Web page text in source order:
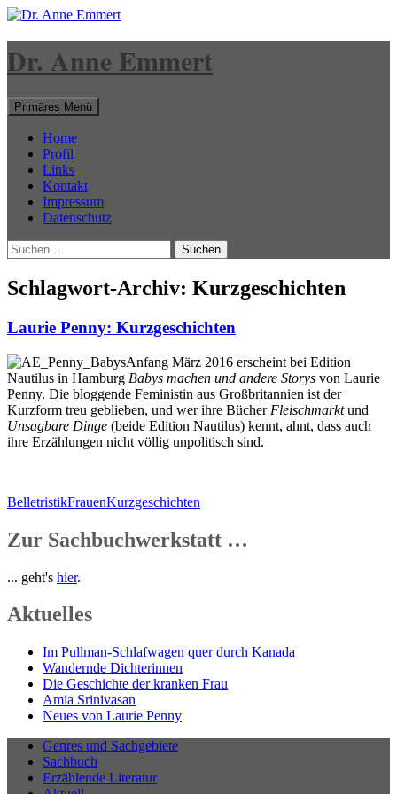
Dr. Anne Emmert
Suchen
Primäres Menü
Inhalt
Home
Profil
Links
Kontakt
Impressum
Datenschutz
Suche
nach:
Schlagwort-Archiv: Kurzgeschichten
Laurie Penny: Kurzgeschichten
Anfang März 2016 erscheint bei Edition
Nautilus in Hamburg Babys machen und andere Storys von Laurie
Penny. Die bloggende Feministin aus Großbritannien ist der
Kurzform treu geblieben, und wer ihre Bücher Fleischmarktund
Unsagbare Dinge (beide Edition Nautilus) kennt, ahnt, dass auch
ihre Erzählungen nicht völlig unpolitisch sind.
BelletristikFrauenKurzgeschichten
Zur Sachbuchwerkstatt …
... geht's hier.
Aktuelles
Im Pullman-Schlafwagen quer durch Kanada
Wandernde Dichterinnen
Die Geschichte der kranken Frau
Amia Srinivasan
Neues von Laurie Penny
Genres und Sachgebiete
Sachbuch
Erzählende Literatur